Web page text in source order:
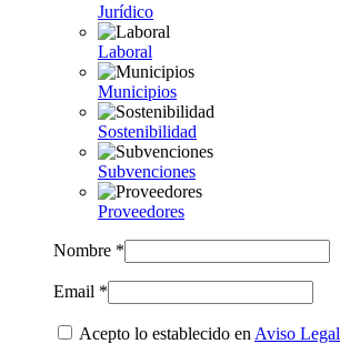
Jurídico
Laboral
Municipios
Sostenibilidad
Subvenciones
Proveedores
Nombre *
Email *
Acepto lo establecido en Aviso Legal